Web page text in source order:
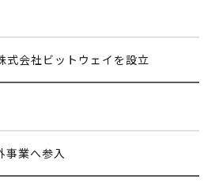
式会社ビットウェイを設立
事業へ参入